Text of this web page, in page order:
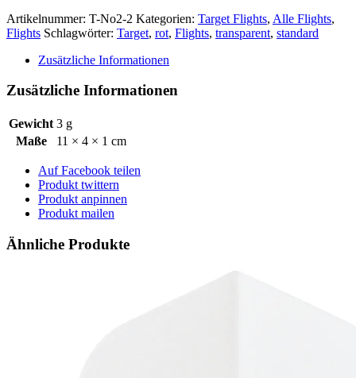
Artikelnummer: T-No2-2 Kategorien: Target Flights, Alle Flights,
Flights Schlagwörter: Target, rot, Flights, transparent, standard
Zusätzliche Informationen
Zusätzliche Informationen
Gewicht 3 g
Maße
11 × 4 × 1 cm
Auf Facebook teilen
Produkt twittern
Produkt anpinnen
Produkt mailen
Ähnliche Produkte